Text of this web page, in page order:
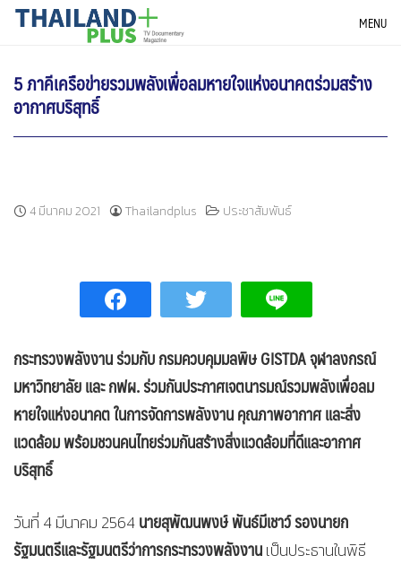
SkipTHAILANDPLUS NEWS MENU
5 ภาคีเครือข่ายรวมพลังเพื่อลมหายใจแห่งอนาคตร่วมสร้าง
อากาศบริสุทธิ์
4 มีนาคม 2021 Thailandplus ประชาสัมพันธ์
กระทรวงพลังงาน ร่วมกับ กรมควบคุมมลพิษGISTDA จุฬาลงกรณ์
มหาวิทยาลัย และกฟผ. ร่วมกันประกาศเจตนารมณ์รวมพลังเพื่อลม
หายใจแห่งอนาคต ในการจัดการพลังงาน คุณภาพอากาศ และสิ่ง
แวดล้อม พร้อมชวนคนไทยร่วมกันสร้างสิ่งแวดล้อมที่ดีและอากาศ
บริสุทธิ์
วันที่ 4 มีนาคม 2564นายสุพัฒนพงษ์ พันธ์มีเชาว์ รองนายก
รัฐมนตรีและรัฐมนตรีว่าการกระทรวงพลังงานเป็นประธานในพิธี